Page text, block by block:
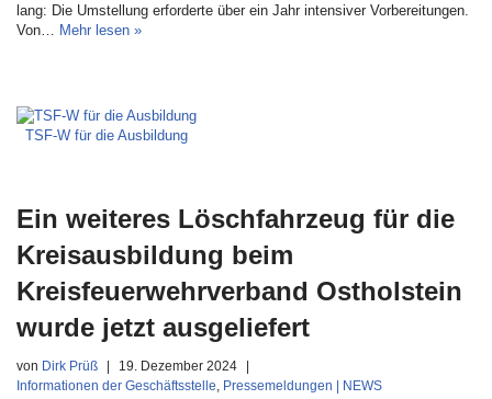
lang: Die Umstellung erforderte über ein Jahr intensiver Vorbereitungen.
Von… Mehr lesen »
TSF-W für die Ausbildung
Ein weiteres Löschfahrzeug für die
Kreisausbildung beim
Kreisfeuerwehrverband Ostholstein
wurde jetzt ausgeliefert
von Dirk Prüß
19. Dezember 2024
Informationen der Geschäftsstelle
Pressemeldungen | NEWS